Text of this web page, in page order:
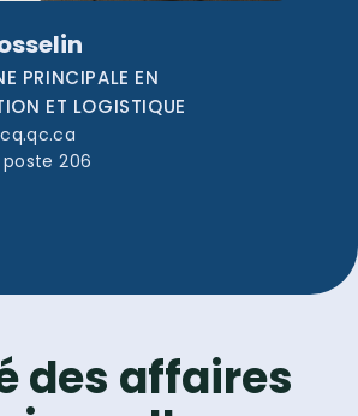
PRINCIPALE EN
ET LOGISTIQUE
poste 206
des affaires